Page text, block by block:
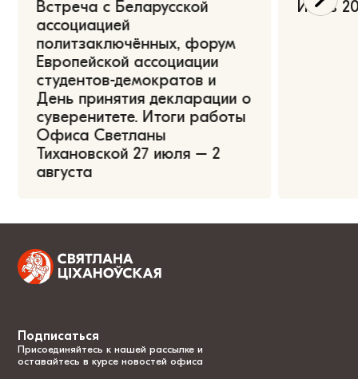
Встреча с Беларусской
ассоциацией
политзаключённых, форум
Европейской ассоциации
студентов-демократов и
День принятия декларации о
суверенитете. Итоги работы
Офиса Светланы
Тихановской 27 июля – 2
августа
Июль
Подписаться
Присоединяйтесь к нашей рассылке и
оставайтесь в курсе новостей офиса